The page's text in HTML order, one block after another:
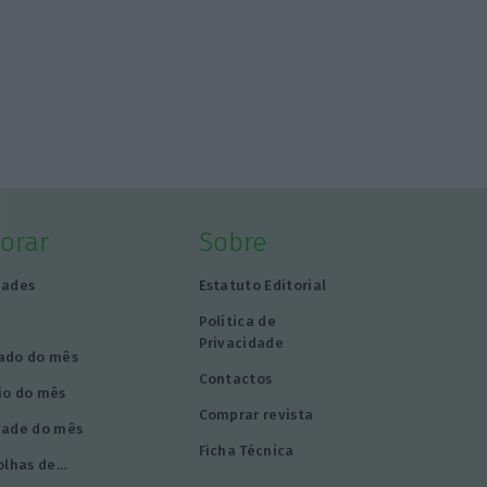
do mês
do mês
do mês
de…
Sobre
Estatuto Editorial
Política de
Privacidade
Contactos
Comprar revista
Ficha Técnica